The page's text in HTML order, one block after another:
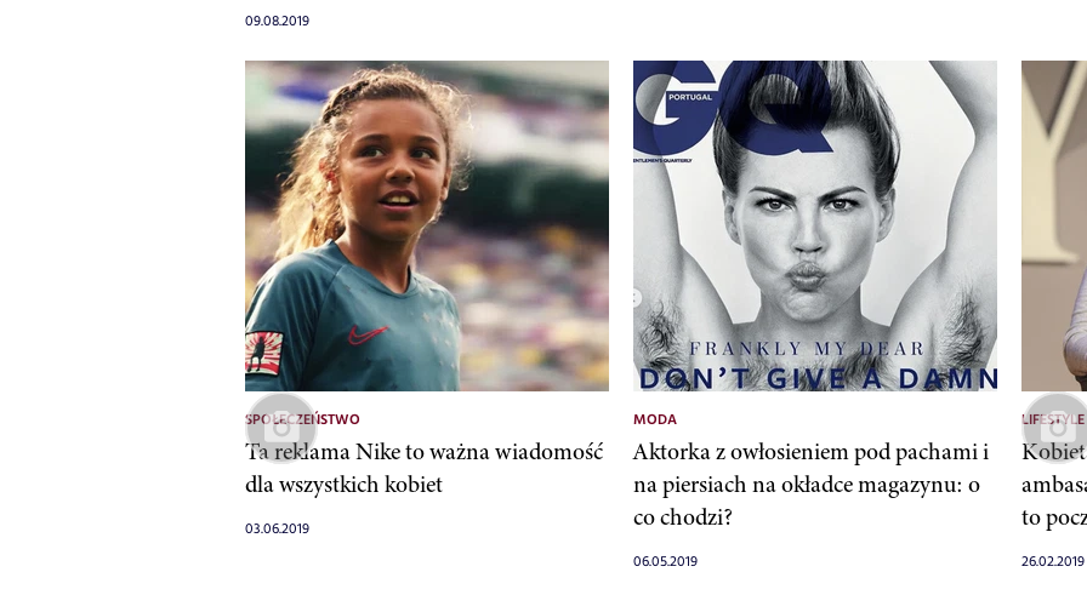
09.08.2019
SPOŁECZEŃSTWO
Ta reklama Nike to ważna wiadomość
dla wszystkich kobiet
03.06.2019
MODA
Aktorka z owłosieniem pod pachami i
na piersiach na okładce magazynu: o
co chodzi?
06.05.2019
LIFESTYLE
to
26.02.2019